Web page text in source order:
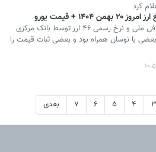
کرد
۲۰ بهمن ۱۴۰۴ + قیمت یورو
نرخ ارز در صرافی ملی و نرخ رسمی ۴۶ ارز توسط بانک مرکزی
با نوسان همراه بود و بعضی ثبات قیمت را
۳ ۴ ۵ ۶ ۷ بعدی